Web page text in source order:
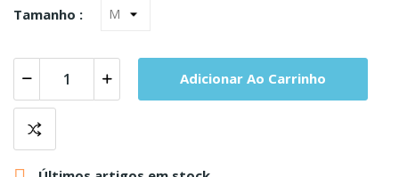
Tamanho :
Adicionar Ao Carrinho